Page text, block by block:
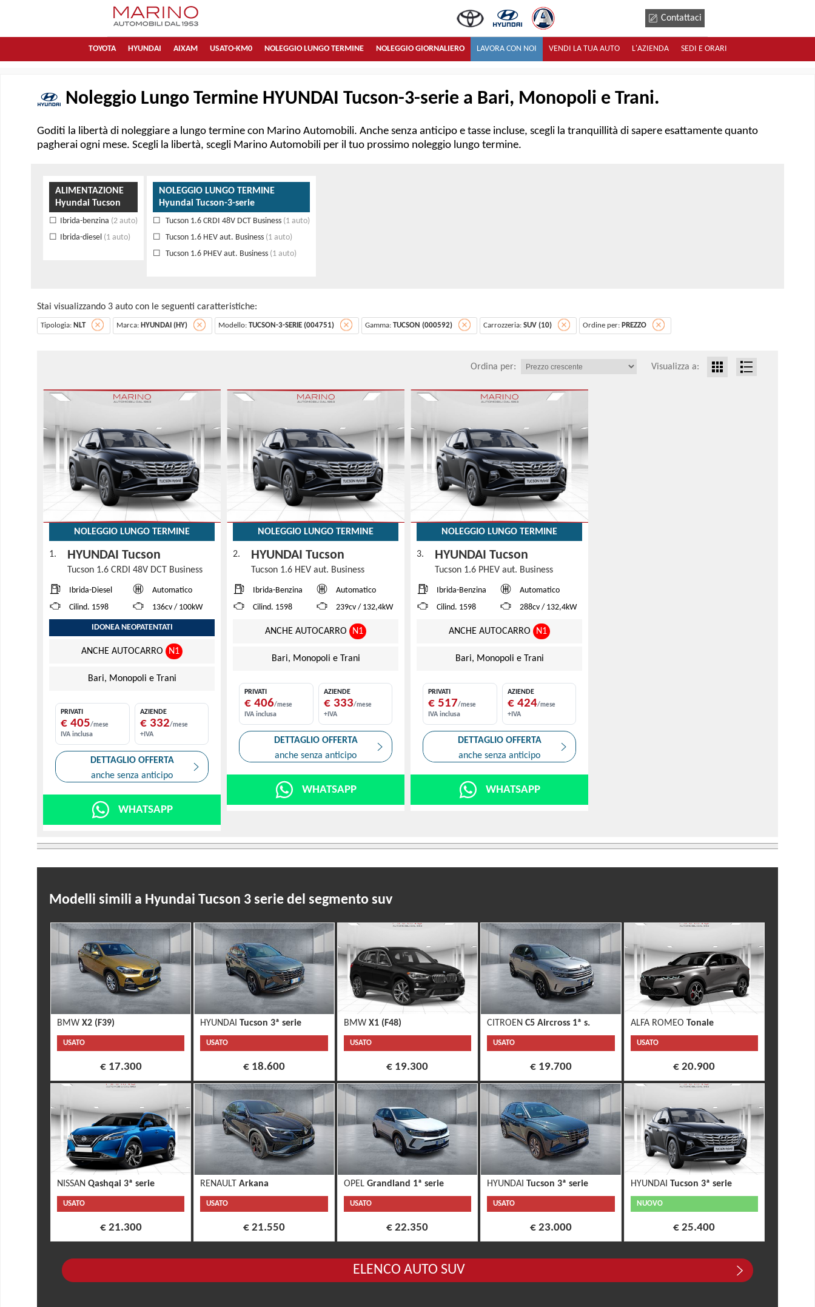
Contattaci
TOYOTA HYUNDAI AIXAM USATO-KM0 NOLEGGIO LUNGO TERMINE NOLEGGIO GIORNALIERO LAVORA CON NOI VENDI LA TUA AUTO L'AZIENDA SEDI E ORARI
Noleggio Lungo Termine HYUNDAI Tucson-3-serie a Bari, Monopoli e Trani.
Goditi la libertà di noleggiare a lungo termine con Marino Automobili. Anche senza anticipo e tasse incluse, scegli la tranquillità di sapere esattamente quanto
pagherai ogni mese. Scegli la libertà, scegli Marino Automobili per il tuo prossimo noleggio lungo termine.
ALIMENTAZIONE
Hyundai Tucson
Ibrida-benzina (2 auto)
Ibrida-diesel (1 auto)
NOLEGGIO LUNGO TERMINE
Hyundai Tucson-3-serie
Tucson 1.6 CRDI 48V DCT Business (1 auto)
Tucson 1.6 HEV aut. Business (1 auto)
Tucson 1.6 PHEV aut. Business (1 auto)
Stai visualizzando 3 auto con le seguenti caratteristiche:
Tipologia: NLT Marca: HYUNDAI (HY) Modello: TUCSON-3-SERIE (004751) Gamma: TUCSON (000592) Carrozzeria: SUV (10) Ordine per: PREZZO
Ordina per: Visualizza a:
NOLEGGIO LUNGO TERMINE
1. HYUNDAI Tucson
Tucson 1.6 CRDI 48V DCT Business
Ibrida-Diesel
Automatico
Cilind. 1598
136cv / 100kW
IDONEA NEOPATENTATI
ANCHE AUTOCARRO N1
Bari, Monopoli e Trani
PRIVATI
€ 405/mese
IVA inclusa
AZIENDE
€ 332/mese
+IVA
DETTAGLIO OFFERTA
anche senza anticipo
WHATSAPP
NOLEGGIO LUNGO TERMINE
2. HYUNDAI Tucson
Tucson 1.6 HEV aut. Business
Ibrida-Benzina
Automatico
Cilind. 1598
239cv / 132,4kW
ANCHE AUTOCARRO N1
Bari, Monopoli e Trani
PRIVATI
€ 406/mese
IVA inclusa
AZIENDE
€ 333/mese
+IVA
DETTAGLIO OFFERTA
anche senza anticipo
WHATSAPP
NOLEGGIO LUNGO TERMINE
3. HYUNDAI Tucson
Tucson 1.6 PHEV aut. Business
Ibrida-Benzina
Automatico
Cilind. 1598
288cv / 132,4kW
ANCHE AUTOCARRO N1
Bari, Monopoli e Trani
PRIVATI
€ 517/mese
IVA inclusa
AZIENDE
€ 424/mese
+IVA
DETTAGLIO OFFERTA
anche senza anticipo
WHATSAPP
Modelli simili a Hyundai Tucson 3 serie del segmento suv
BMW X2 (F39)
USATO
€ 17.300
HYUNDAITucson 3ª serie
USATO
€ 18.600
BMW X1 (F48)
USATO
€ 19.300
CITROENC5 Aircross 1ª s.
USATO
€ 19.700
ALFA ROMEO Tonale
USATO
€ 20.900
NISSAN Qashqai 3ª serie
USATO
€ 21.300
RENAULTArkana
USATO
€ 21.550
OPEL Grandland 1ª serie
USATO
€ 22.350
HYUNDAITucson 3ª serie
USATO
€ 23.000
HYUNDAI Tucson 3ª serie
NUOVO
€ 25.400
ELENCO AUTO SUV